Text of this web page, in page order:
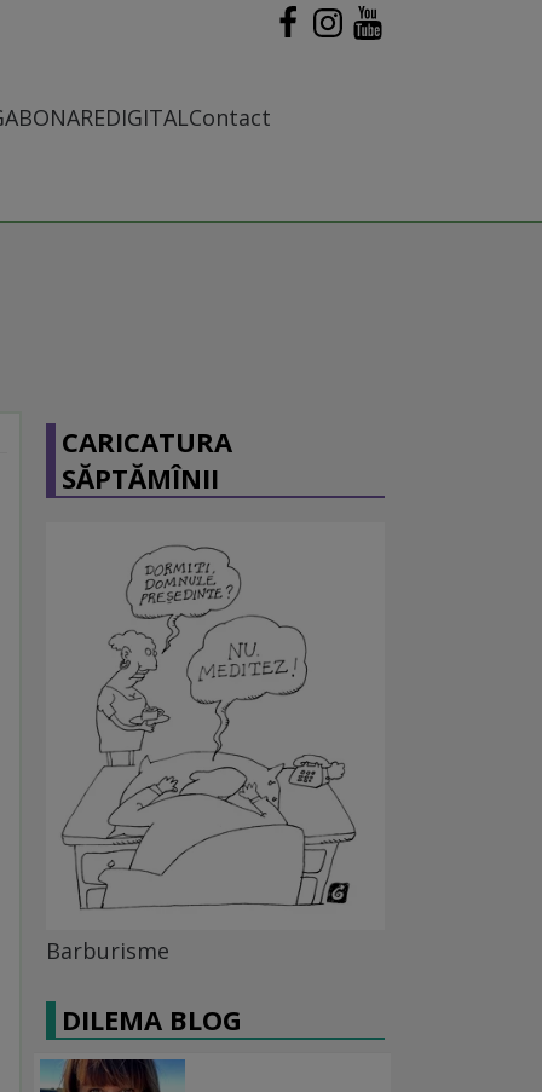
ABONAREDIGITALContact
CARICATURA
SĂPTĂMÎNII
Barburisme
DILEMA BLOG